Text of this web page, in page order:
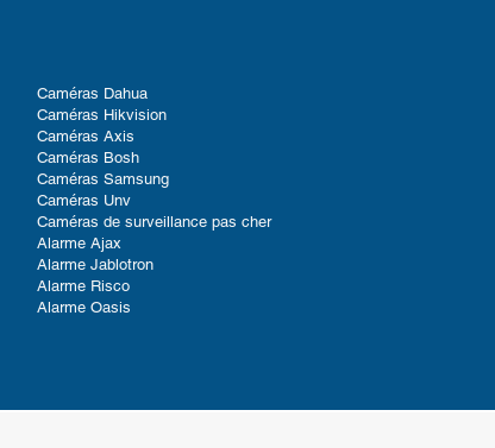
Caméras Dahua
Caméras Hikvision
Caméras Axis
Caméras Bosh
Caméras Samsung
Caméras Unv
Caméras de surveillance pas cher
Alarme Ajax
Alarme Jablotron
Alarme Risco
Alarme Oasis